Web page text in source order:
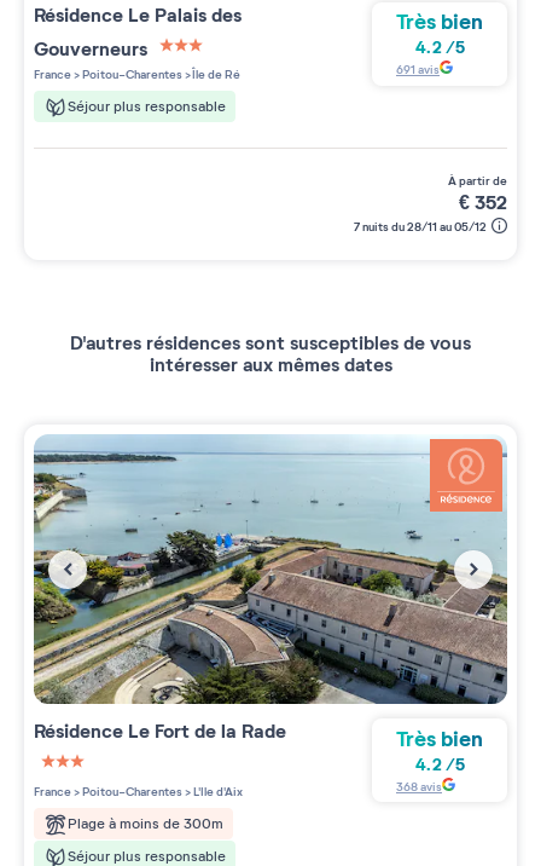
Résidence Le Palais des
Gouverneurs
3 étoiles sur 5
France>Poitou-Charentes>Île de Ré
Séjour plus responsable
Très bien
4.2/5
691 avis
à partir de
€352
7 nuits du 28/11 au 05/12
D'autres résidences sont susceptibles de vous
intéresser aux mêmes dates
Résidence Le Fort de la Rade
3 étoiles sur 5
France>Poitou-Charentes>L'Ile d'Aix
Plage à moins de 300m
Séjour plus responsable
Très bien
4.2/5
368avis